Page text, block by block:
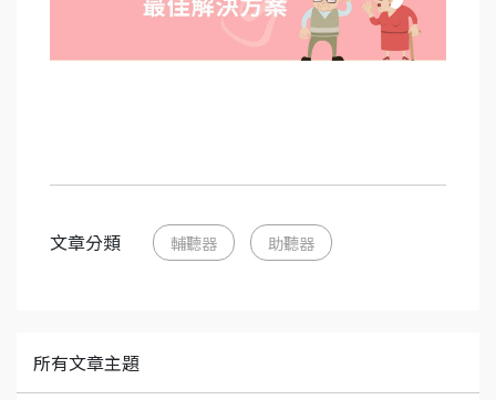
文章分類 輔聽器 助聽器
所有文章主題